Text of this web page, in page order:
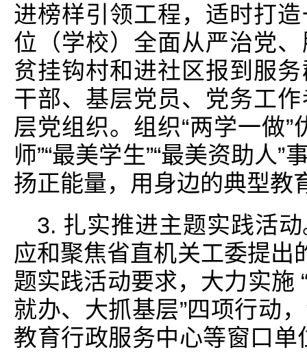
进榜样引领工程，适时打
位（学校）全面从严治党
贫挂钩村和进社区报到服
干部、基层党员、党务工
层党组织。组织“两学一做
师”“最美学生”“最美资助人
扬正能量，用身边的典型教
3. 扎实推进主题实践活
应和聚焦省直机关工委提出
题实践活动要求，大力实施
就办、大抓基层”四项行动
教育行政服务中心等窗口单